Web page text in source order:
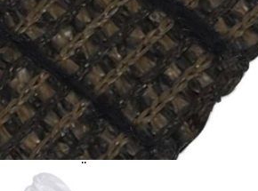
cererii de creditare.
Предоставената таблица е с
Добавете продукта в количката си
количката" и при поръчка ще можете
вноски на кредита.
Предоставената таблица е с
Добавете продукта в количката си
количката" и при поръчка ще
вноски на кредита.